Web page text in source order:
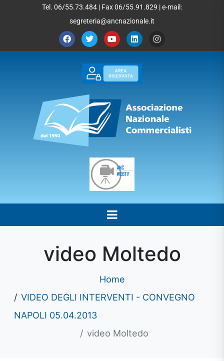
Tel. 06/55.73.484 | Fax 06/55.91.829 | e-mail:
segreteria@ancnazionale.it
video Moltedo
Home
VIDEO DEGLI INTERVENTI - CONVEGNO
NAPOLI 05.04.2013
video Moltedo